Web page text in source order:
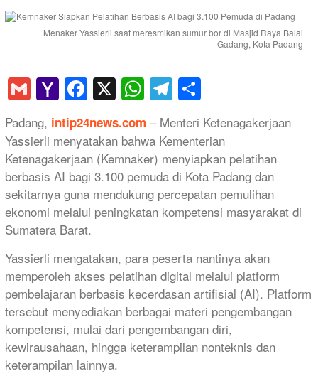
Menaker Yassierli saat meresmikan sumur bor di Masjid Raya Balai
Gadang, Kota Padang
GmailYahoo
Mail
Facebook
X WhatsApp
Telegram
Padang, intip24news.com – Menteri Ketenagakerjaan
Yassierli menyatakan bahwa Kementerian
Ketenagakerjaan (Kemnaker) menyiapkan pelatihan
berbasis AI bagi 3.100 pemuda di Kota Padang dan
sekitarnya guna mendukung percepatan pemulihan
ekonomi melalui peningkatan kompetensi masyarakat di
Sumatera Barat.
Yassierli mengatakan, para peserta nantinya akan
memperoleh akses pelatihan digital melalui platform
pembelajaran berbasis kecerdasan artifisial (AI). Platform
tersebut menyediakan berbagai materi pengembangan
kompetensi, mulai dari pengembangan diri,
kewirausahaan, hingga keterampilan nonteknis dan
keterampilan lainnya.